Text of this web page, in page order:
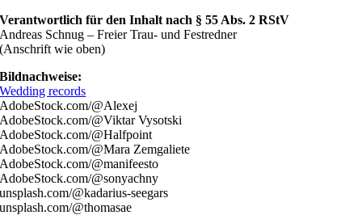
Verantwortlich für den Inhalt nach § 55 Abs. 2 RStV
Andreas Schnug – Freier Trau- und Festredner
(Anschrift wie oben)
Bildnachweise:
Wedding records
AdobeStock.com/@Alexej
AdobeStock.com/@Viktar Vysotski
AdobeStock.com/@Halfpoint
AdobeStock.com/@Mara Zemgaliete
AdobeStock.com/@manifeesto
AdobeStock.com/@sonyachny
unsplash.com/@kadarius-seegars
unsplash.com/@thomasae